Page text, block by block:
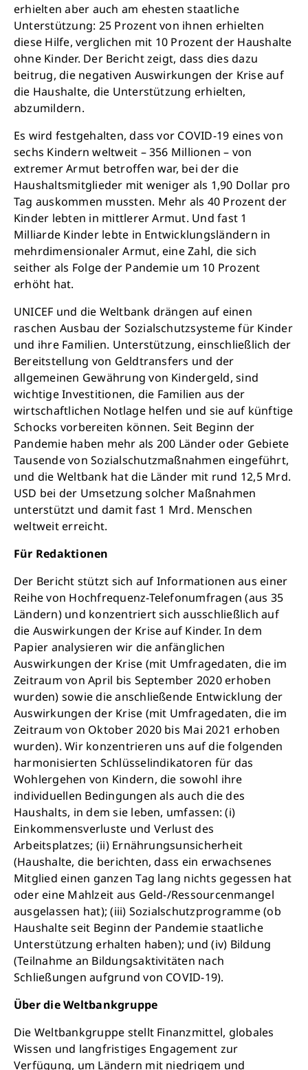
erhielten aber auch am ehesten staatliche
Unterstützung: 25 Prozent von ihnen erhielten
diese Hilfe, verglichen mit 10 Prozent der Haushalte
ohne Kinder. Der Bericht zeigt, dass dies dazu
beitrug, die negativen Auswirkungen der Krise auf
die Haushalte, die Unterstützung erhielten,
abzumildern.
Es wird festgehalten, dass vor COVID-19 eines von
sechs Kindern weltweit – 356 Millionen – von
extremer Armut betroffen war, bei der die
Haushaltsmitglieder mit weniger als 1,90 Dollar pro
Tag auskommen mussten. Mehr als 40 Prozent der
Kinder lebten in mittlerer Armut. Und fast 1
Milliarde Kinder lebte in Entwicklungsländern in
mehrdimensionaler Armut, eine Zahl, die sich
seither als Folge der Pandemie um 10 Prozent
erhöht hat.
UNICEF und die Weltbank drängen auf einen
raschen Ausbau der Sozialschutzsysteme für Kinder
und ihre Familien. Unterstützung, einschließlich der
Bereitstellung von Geldtransfers und der
allgemeinen Gewährung von Kindergeld, sind
wichtige Investitionen, die Familien aus der
wirtschaftlichen Notlage helfen und sie auf künftige
Schocks vorbereiten können. Seit Beginn der
Pandemie haben mehr als 200 Länder oder Gebiete
Tausende von Sozialschutzmaßnahmen eingeführt,
und die Weltbank hat die Länder mit rund 12,5 Mrd.
USD bei der Umsetzung solcher Maßnahmen
unterstützt und damit fast 1 Mrd. Menschen
weltweit erreicht.
Für Redaktionen
Der Bericht stützt sich auf Informationen aus einer
Reihe von Hochfrequenz-Telefonumfragen (aus 35
Ländern) und konzentriert sich ausschließlich auf
die Auswirkungen der Krise auf Kinder. In dem
Papier analysieren wir die anfänglichen
Auswirkungen der Krise (mit Umfragedaten, die im
Zeitraum von April bis September 2020 erhoben
wurden) sowie die anschließende Entwicklung der
Auswirkungen der Krise (mit Umfragedaten, die im
Zeitraum von Oktober 2020 bis Mai 2021 erhoben
wurden). Wir konzentrieren uns auf die folgenden
harmonisierten Schlüsselindikatoren für das
Wohlergehen von Kindern, die sowohl ihre
individuellen Bedingungen als auch die des
Haushalts, in dem sie leben, umfassen: (i)
Einkommensverluste und Verlust des
Arbeitsplatzes; (ii) Ernährungsunsicherheit
(Haushalte, die berichten, dass ein erwachsenes
Mitglied einen ganzen Tag lang nichts gegessen hat
oder eine Mahlzeit aus Geld-/Ressourcenmangel
ausgelassen hat); (iii) Sozialschutzprogramme (ob
Haushalte seit Beginn der Pandemie staatliche
Unterstützung erhalten haben); und (iv) Bildung
(Teilnahme an Bildungsaktivitäten nach
Schließungen aufgrund von COVID-19).
Über die Weltbankgruppe
Die Weltbankgruppe stellt Finanzmittel, globales
Wissen und langfristiges Engagement zur
Verfügung, um Ländern mit niedrigem und
Retten Sie noch heute Leben
Schon 50 Cent am Tag können Großes
bewirken: z.B. monatlich 25.000 Liter
sauberes Trinkwasser zur Verfügung stellen.
Sauberes Trinkwasser bedeutet: weniger
Krankheit, mehr Kindheit, bessere Zukunft.
Jetzt Leben retten